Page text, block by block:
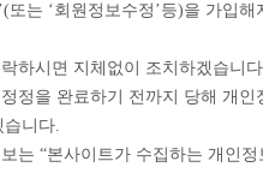
는 ‘회원정보수정’등)을 가
하시면 지체없이 조치하겠습니
정을 완료하기 전까지 당해 개
습니다.
는 “본사이트가 수집하는 개인